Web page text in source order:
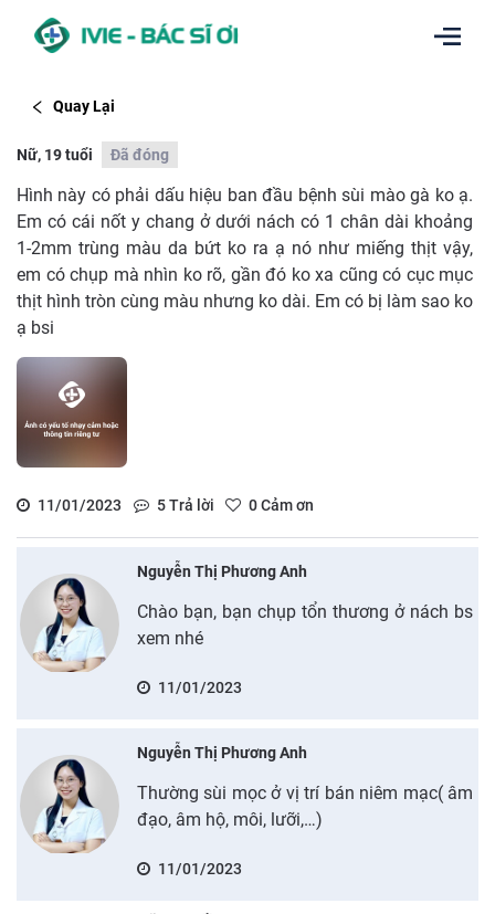
Quay Lại
Nữ, 19 tuổi Đã đóng
Hình này có phải dấu hiệu ban đầu bệnh sùi mào gà ko ạ.
Em có cái nốt y chang ở dưới nách có 1 chân dài khoảng
1-2mm trùng màu da bứt ko ra ạ nó như miếng thịt vậy,
em có chụp mà nhìn ko rõ, gần đó ko xa cũng có cục mục
thịt hình tròn cùng màu nhưng ko dài. Em có bị làm sao ko
ạ bsi
11/01/2023 5Trả lời 0Cảm ơn
Nguyễn Thị Phương Anh
Chào bạn, bạn chụp tổn thương ở nách bs
xem nhé
11/01/2023
Nguyễn Thị Phương Anh
Thường sùi mọc ở vị trí bán niêm mạc( âm
đạo, âm hộ, môi, lưỡi,…)
11/01/2023